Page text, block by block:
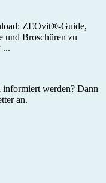
ZEOvit®-Guide,
und Broschüren zu
...
werden? Dann
an.